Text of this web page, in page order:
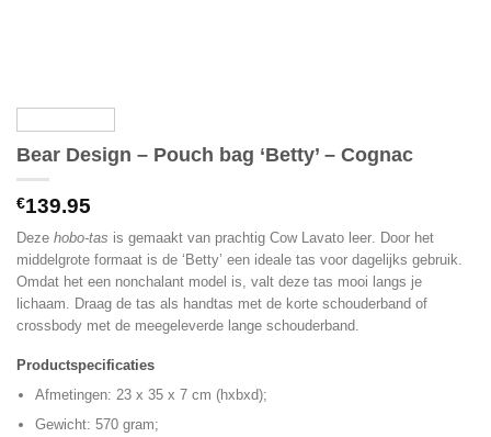
Bear Design – Pouch bag ‘Betty’ – Cognac
€139.95
Deze hobo-tas is gemaakt van prachtig Cow Lavato leer . Door het
middelgrote formaat is de ‘Betty’ een ideale tas voor dagelijks gebruik.
Omdat het een nonchalant model is, valt deze tas mooi langs je
lichaam. Draag de tas als handtas met de korte schouderband of
crossbody met de meegeleverde lange schouderband.
Productspecificaties
Afmetingen: 23 x 35 x 7 cm (hxbxd);
Gewicht: 570 gram;